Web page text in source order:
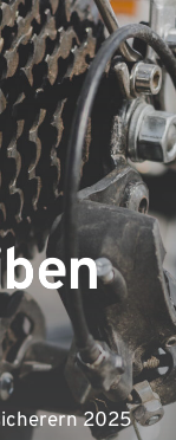
2025